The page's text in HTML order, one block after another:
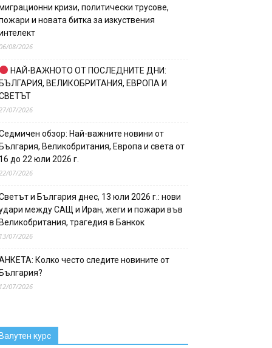
кризи, политически трусове,
и новата битка за изкуствения
08/2026
НАЙ-ВАЖНОТО ОТ ПОСЛЕДНИТЕ ДНИ:
ВЕЛИКОБРИТАНИЯ, ЕВРОПА И
07/2026
обзор: Най-важните новини от
Великобритания, Европа и света от
до 22 юли 2026 г.
07/2026
и България днес, 13 юли 2026 г.: нови
между САЩ и Иран, жеги и пожари във
трагедия в Банкок
07/2026
Колко често следите новините от
07/2026
курс